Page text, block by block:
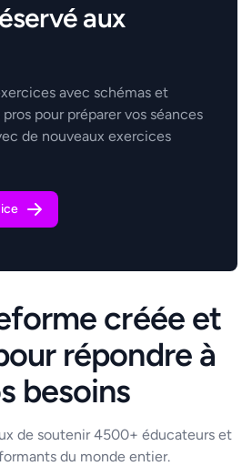
aux
avec schémas et
pour préparer vos séances
de nouveaux exercices
créée et
répondre à
besoins
de soutenir 4500+ éducateurs et
du monde entier.